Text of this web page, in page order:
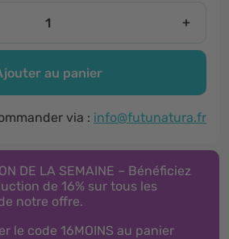
+
au panier
via : info@futunatura.fr
DE LA SEMAINE – Bénéficiez
de 16% sur tous les
notre offre.
le code 16MOINS au panier